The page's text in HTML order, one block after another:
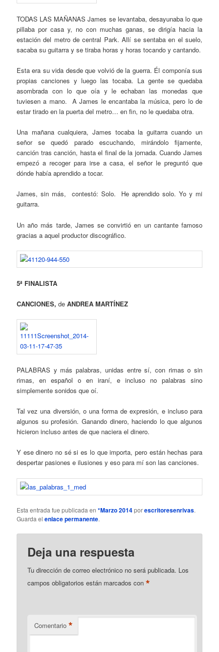
TODAS LAS MAÑANAS James se levantaba, desayunaba lo que
pillaba por casa y, no con muchas ganas, se dirigía hacia la
estación del metro de central Park. Allí se sentaba en el suelo,
sacaba su guitarra y se tiraba horas y horas tocando y cantando.
Esta era su vida desde que volvió de la guerra. Él componía sus
propias canciones y luego las tocaba. La gente se quedaba
asombrada con lo que oía y le echaban las monedas que
tuviesen a mano. A James le encantaba la música, pero lo de
estar tirado en la puerta del metro… en fin, no le quedaba otra.
Una mañana cualquiera, James tocaba la guitarra cuando un
señor se quedó parado escuchando, mirándolo fijamente,
canción tras canción, hasta el final de la jornada. Cuando James
empezó a recoger para irse a casa, el señor le preguntó que
dónde había aprendido a tocar.
James, sin más, contestó: Solo. He aprendido solo. Yo y mi
guitarra.
Un año más tarde, James se convirtió en un cantante famoso
gracias a aquel productor discográfico.
5ª FINALISTA
CANCIONES,de ANDREA MARTÍNEZ
PALABRAS y más palabras, unidas entre sí, con rimas o sin
rimas, en español o en iraní, e incluso no palabras sino
simplemente sonidos que oí.
Tal vez una diversión, o una forma de expresión, e incluso para
algunos su profesión. Ganando dinero, haciendo lo que algunos
hicieron incluso antes de que naciera el dinero.
Y ese dinero no sé si es lo que importa, pero están hechas para
despertar pasiones e ilusiones y eso para mí son las canciones.
Esta entrada fue publicada en*Marzo 2014porescritoresenrivas.
Guarda elenlace permanente.
Deja una respuesta
Tu dirección de correo electrónico no será publicada. Los
campos obligatorios están marcados con*
Comentario *